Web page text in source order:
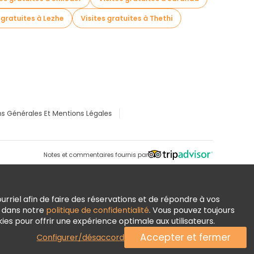
à Lezhe Visites gratuites à Thethi
Générales Et Mentions Légales
Notes et commentaires fournis par
afin de faire des réservations et de répondre à vos
notre politique de confidentialité. Vous pouvez toujours
pour offrir une expérience optimale aux utilisateurs.
Configurer/désaccord
Accepter et fermer